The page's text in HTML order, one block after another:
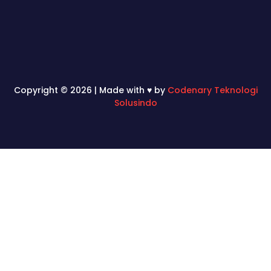
Copyright © 2026 | Made with ♥ by Codenary Teknologi
Solusindo